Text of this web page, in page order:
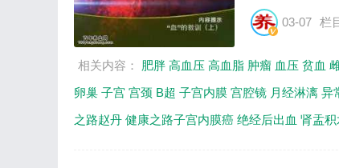
03-07 栏
相关内容： 肥胖 高血压 高血脂 肿瘤 血压 贫血
卵巢 子宫 宫颈 B超 子宫内膜 宫腔镜 月经淋漓 异
之路赵丹 健康之路子宫内膜癌 绝经后出血 肾盂积